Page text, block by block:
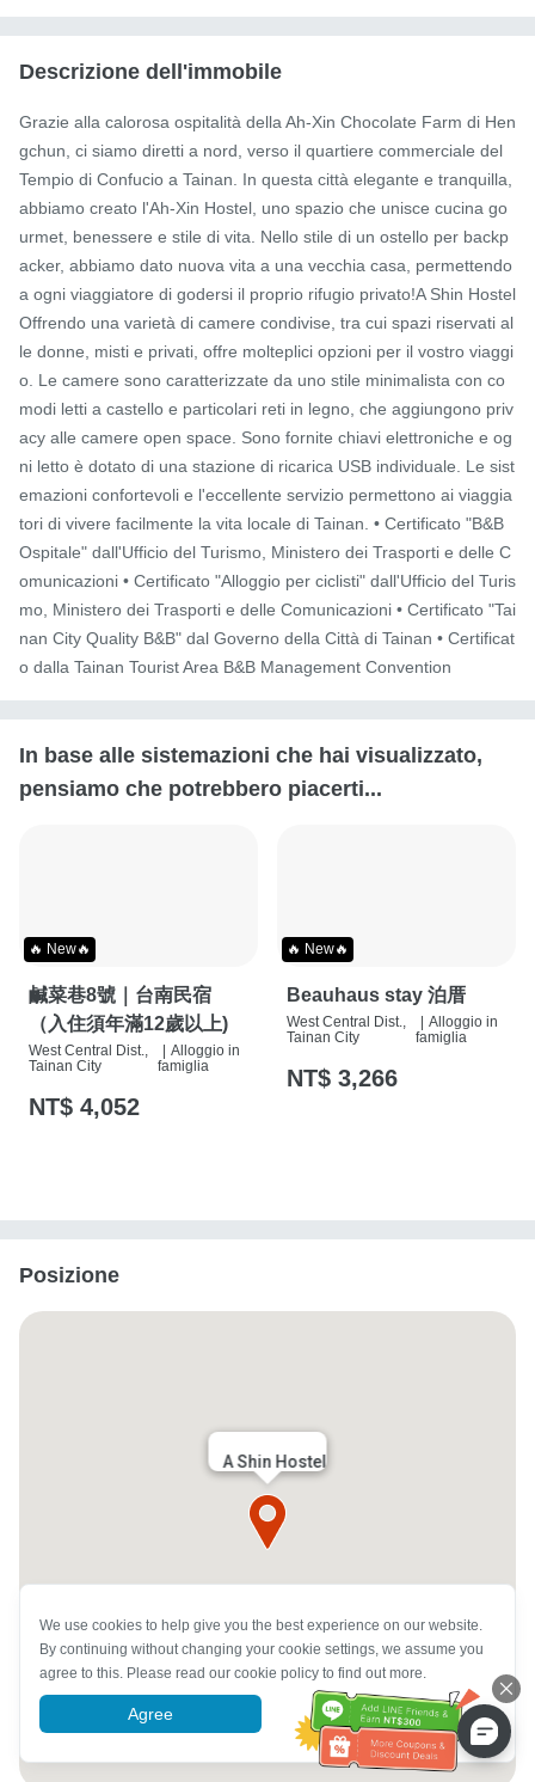
Descrizione dell'immobile
Grazie alla calorosa ospitalità della Ah-Xin Chocolate Farm di Hen
gchun, ci siamo diretti a nord, verso il quartiere commerciale del
Tempio di Confucio a Tainan. In questa città elegante e tranquilla,
abbiamo creato l'Ah-Xin Hostel, uno spazio che unisce cucina go
urmet, benessere e stile di vita. Nello stile di un ostello per backp
acker, abbiamo dato nuova vita a una vecchia casa, permettendo
a ogni viaggiatore di godersi il proprio rifugio privato!A Shin Hostel
Offrendo una varietà di camere condivise, tra cui spazi riservati al
le donne, misti e privati, offre molteplici opzioni per il vostro viaggi
o. Le camere sono caratterizzate da uno stile minimalista con co
modi letti a castello e particolari reti in legno, che aggiungono priv
acy alle camere open space. Sono fornite chiavi elettroniche e og
ni letto è dotato di una stazione di ricarica USB individuale. Le sist
emazioni confortevoli e l'eccellente servizio permettono ai viaggia
tori di vivere facilmente la vita locale di Tainan. • Certificato "B&B
Ospitale" dall'Ufficio del Turismo, Ministero dei Trasporti e delle C
omunicazioni • Certificato "Alloggio per ciclisti" dall'Ufficio del Turis
mo, Ministero dei Trasporti e delle Comunicazioni • Certificato "Tai
nan City Quality B&B" dal Governo della Città di Tainan • Certificat
o dalla Tainan Tourist Area B&B Management Convention
In base alle sistemazioni che hai visualizzato,
pensiamo che potrebbero piacerti...
🔥 New🔥
鹹菜巷8號｜台南民宿
（入住須年滿12歲以上)
West Central Dist.,
Tainan City
| Alloggio in
famiglia
NT$ 4,052
🔥 New🔥
Beauhaus stay 泊厝
West Central Dist.,
Tainan City
| Alloggio in
famiglia
NT$ 3,266
Posizione
A Shin Hostel
We use cookies to help give you the best experience on our website.
By continuing without changing your cookie settings, we assume you
agree to this. Please read our cookie policy to find out more.
Agree More information